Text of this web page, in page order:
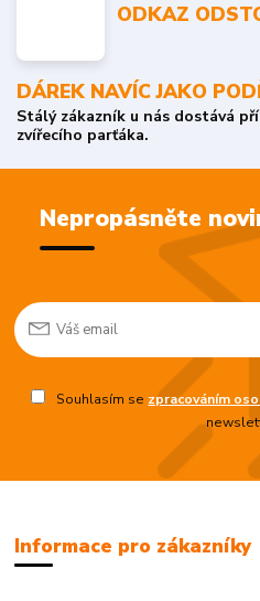
ODKAZ
DÁREK NAVÍC JAKO
Stálý zákazník u nás dostává
zvířecího parťáka.
Nepropásněte
Souhlasím se zpracováním
Informace pro zákazníky